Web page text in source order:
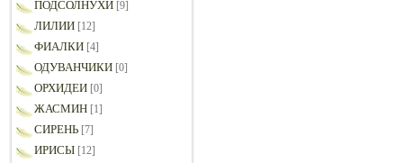
ПОДСОЛНУХИ [9]
ЛИЛИИ [12]
ФИАЛКИ [4]
ОДУВАНЧИКИ [0]
ОРХИДЕИ [0]
ЖАСМИН [1]
СИРЕНЬ [7]
ИРИСЫ [12]